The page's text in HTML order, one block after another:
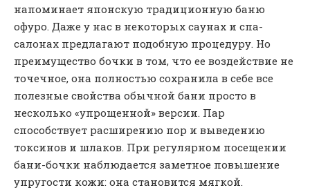
напоминает японскую традиционную баню
офуро. Даже у нас в некоторых саунах и спа-
салонах предлагают подобную процедуру. Но
преимущество бочки в том, что ее воздействие не
точечное, она полностью сохранила в себе все
полезные свойства обычной бани просто в
несколько «упрощенной» версии. Пар
способствует расширению пор и выведению
токсинов и шлаков. При регулярном посещении
бани-бочки наблюдается заметное повышение
упругости кожи: она становится мягкой.